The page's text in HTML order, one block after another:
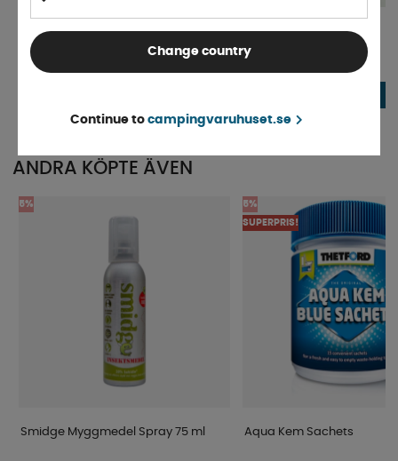
Hjullager 30206
Finns i lager
Hjullager 32005
ANDRA KÖPTE ÄVEN
5%
Smidge Myggmedel Spray 75 ml
5%
SUPERPRIS!
Aqua Kem Sachets
Change country
Continue to campingvaruhuset.se